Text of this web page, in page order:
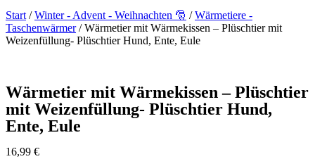
Start /Winter - Advent - Weihnachten 🎅 /Wärmetiere -
Taschenwärmer/ Wärmetier mit Wärmekissen – Plüschtier mit
Weizenfüllung- Plüschtier Hund, Ente, Eule
Wärmetier mit Wärmekissen – Plüschtier
mit Weizenfüllung- Plüschtier Hund,
Ente, Eule
16,99 €